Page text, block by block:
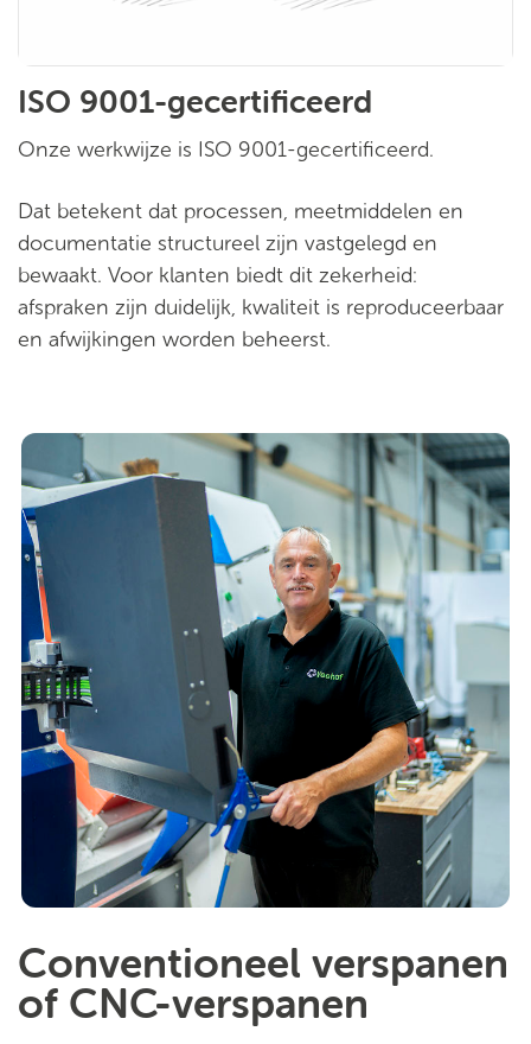
ISO 9001-gecertificeerd
Onze werkwijze is ISO 9001-gecertificeerd.
Dat betekent dat processen, meetmiddelen en
documentatie structureel zijn vastgelegd en
bewaakt. Voor klanten biedt dit zekerheid:
afspraken zijn duidelijk, kwaliteit is reproduceerbaar
en afwijkingen worden beheerst.
Conventioneel verspanen
of CNC-verspanen